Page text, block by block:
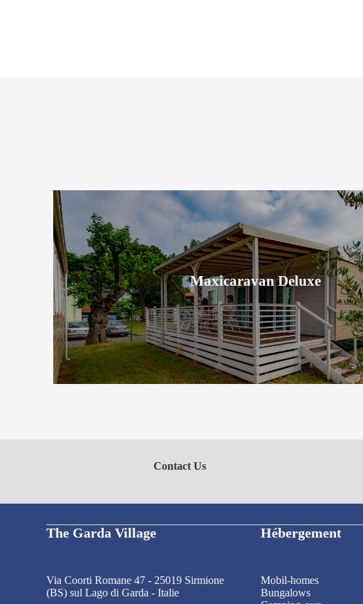
Maxicaravan Deluxe
Maxicaravan Deluxe
Découvrez le logement
Contact Us
The Garda Village
Via Coorti Romane 47 - 25019 Sirmione
(BS) sul Lago di Garda - Italie
Hébergement
Mobil-homes
Bungalows